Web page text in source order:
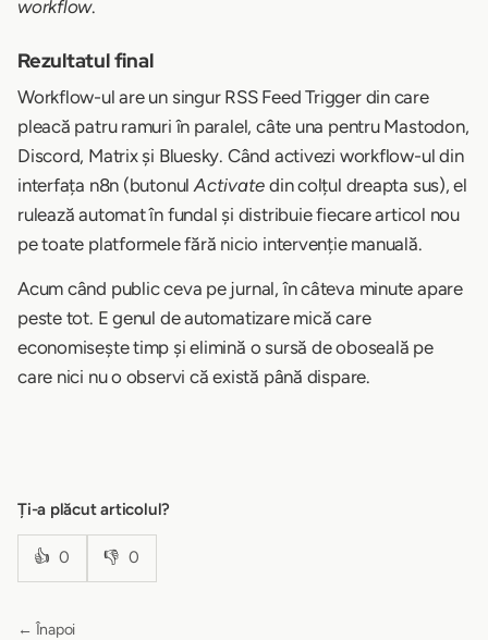
workflow.
Rezultatul final
Workflow-ul are un singur RSS Feed Trigger din care
pleacă patru ramuri în paralel, câte una pentru Mastodon,
Discord, Matrix și Bluesky. Când activezi workflow-ul din
interfața n8n (butonulActivate din colțul dreapta sus), el
rulează automat în fundal și distribuie fiecare articol nou
pe toate platformele fără nicio intervenție manuală.
Acum când public ceva pe jurnal, în câteva minute apare
peste tot. E genul de automatizare mică care
economisește timp și elimină o sursă de oboseală pe
care nici nu o observi că există până dispare.
Ți-a plăcut articolul?
👍 0 👎 0
← Înapoi